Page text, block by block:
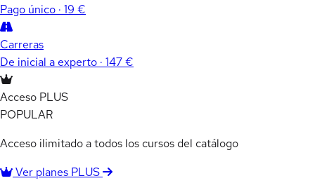
Pago único · 19 €
Carreras
De inicial a experto · 147 €
Acceso PLUS
POPULAR
Acceso ilimitado a todos los cursos del catálogo
Ver planes PLUS